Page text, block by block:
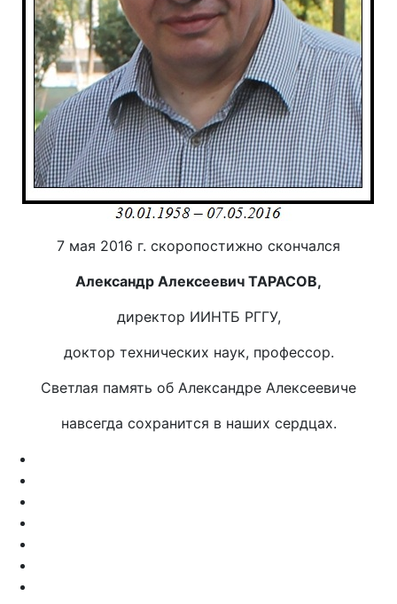
7 мая 2016 г. скоропостижно скончался
Александр Алексеевич ТАРАСОВ,
директор ИИНТБ РГГУ,
доктор технических наук, профессор.
Светлая память об Александре Алексеевиче
навсегда сохранится в наших сердцах.